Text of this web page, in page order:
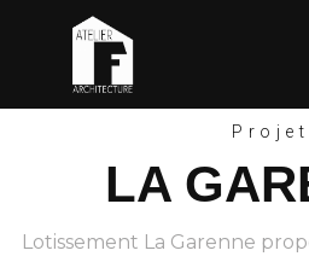
Projet
LA
Lotissement La Garenne